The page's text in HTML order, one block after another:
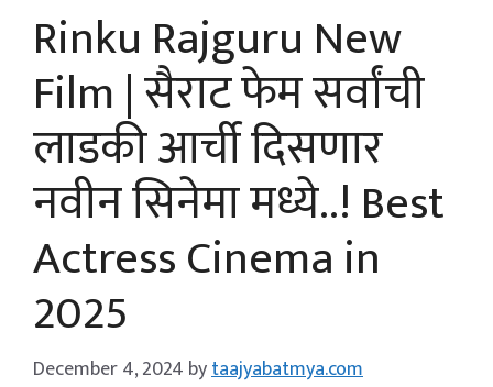
Rinku Rajguru New
Film | सैराट फेम सर्वांची
लाडकी आर्ची दिसणार
नवीन सिनेमा मध्ये..! Best
Actress Cinema in
2025
December 4, 2024 bytaajyabatmya.com